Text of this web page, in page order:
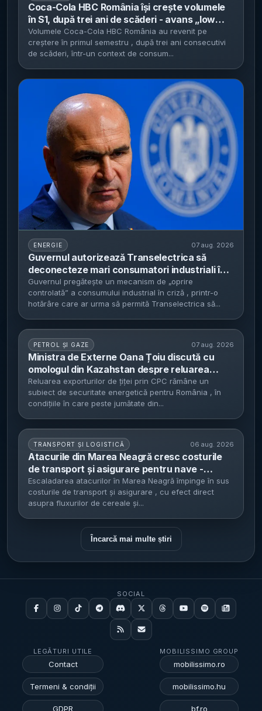
Coca-Cola HBC România își crește volumele
în S1, după trei ani de scăderi - avans „low
single digits”, cu Coca-Cola Zero, Sprite și
Monster în topul creșterilor
Volumele Coca-Cola HBC România au revenit pe
creștere în primul semestru , după trei ani consecutivi
de scăderi, într-un context de consum...
ENERGIE 07 aug. 2026
Guvernul autorizează Transelectrica să
deconecteze mari consumatori industriali în
caz de criză energetică - notificare cu 24 de
ore înainte, consumatorii casnici și spitalele
sunt exceptate
Guvernul pregătește un mecanism de „oprire
controlată” a consumului industrial în criză , printr-o
hotărâre care ar urma să permită Transelectrica să...
PETROL ȘI GAZE 07 aug. 2026
Ministra de Externe Oana Țoiu discută cu
omologul din Kazahstan despre reluarea
exporturilor de țiței prin CPC - România invocă
securitatea energetică și protecția
infrastructurii critice după incidente în Marea
Neagră
Reluarea exporturilor de țiței prin CPC rămâne un
subiect de securitate energetică pentru România , în
condițiile în care peste jumătate din...
TRANSPORT ȘI LOGISTICĂ 06 aug. 2026
Atacurile din Marea Neagră cresc costurile
de transport și asigurare pentru nave -
FESCO suspendă comenzi noi, iar tarifele
pentru petroliere trec de 300.000 de dolari/zi
Escaladarea atacurilor în Marea Neagră împinge în sus
costurile de transport și asigurare , cu efect direct
asupra fluxurilor de cereale și...
Încarcă mai multe știri
LEGĂTURI UTILE
Contact
Termeni & condiții
GDPR
SOCIAL
MOBILISSIMO GROUP
mobilissimo.ro
mobilissimo.hu
bf.ro